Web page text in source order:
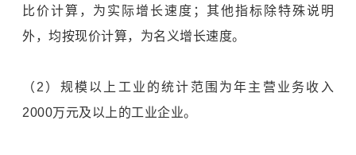
比价计算，为实际增长速度；其他指标除特殊说明
外，均按现价计算，为名义增长速度。
（2）规模以上工业的统计范围为年主营业务收入
2000万元及以上的工业企业。